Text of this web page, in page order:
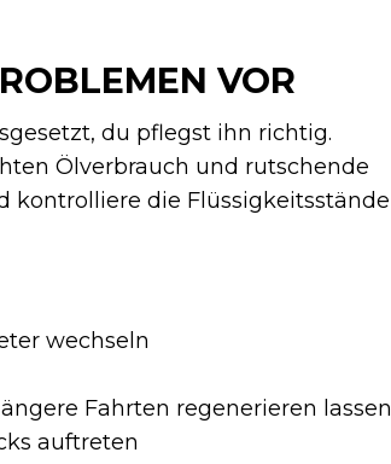
VOR
du pflegst ihn richtig.
Ölverbrauch und rutschende
kontrolliere die Flüssigkeitsstände
wechseln
Fahrten regenerieren lassen
auftreten